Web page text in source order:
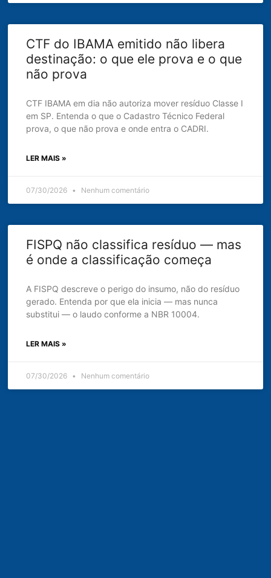
CTF do IBAMA emitido não libera
destinação: o que ele prova e o que
não prova
CTF IBAMA em dia não autoriza mover resíduo Classe I
em SP. Entenda o que o Cadastro Técnico Federal
prova, o que não prova e onde entra o CADRI.
LER MAIS »
07/30/2026 Nenhum comentário
FISPQ não classifica resíduo — mas
é onde a classificação começa
A FISPQ descreve o perigo do insumo, não do resíduo
gerado. Entenda por que ela inicia — mas nunca
substitui — o laudo conforme a NBR 10004.
LER MAIS »
07/30/2026 Nenhum comentário